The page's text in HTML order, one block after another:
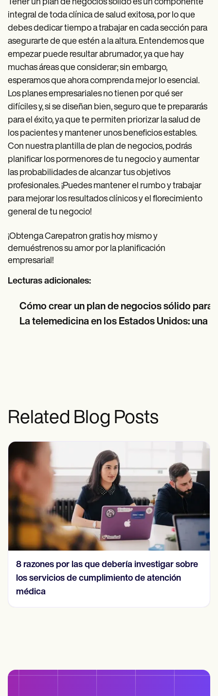
Tener un plan de negocios sólido es un componente
integral de toda clínica de salud exitosa, por lo que
debes dedicar tiempo a trabajar en cada sección para
asegurarte de que estén a la altura. Entendemos que
empezar puede resultar abrumador, ya que hay
muchas áreas que considerar; sin embargo,
esperamos que ahora comprenda mejor lo esencial.
Los planes empresariales no tienen por qué ser
difíciles y, si se diseñan bien, seguro que te prepararás
para el éxito, ya que te permiten priorizar la salud de
los pacientes y mantener unos beneficios estables.
Con nuestra plantilla de plan de negocios, podrás
planificar los pormenores de tu negocio y aumentar
las probabilidades de alcanzar tus objetivos
profesionales. ¡Puedes mantener el rumbo y trabajar
para mejorar los resultados clínicos y el florecimiento
general de tu negocio!
¡Obtenga Carepatron gratis hoy mismo y
demuéstrenos su amor por la planificación
empresarial!
Lecturas adicionales:
Cómo crear un plan de negocios sólido para
La telemedicina en los Estados Unidos: una
Related Blog Posts
8 razones por las que debería investigar sobre
los servicios de cumplimiento de atención
médica